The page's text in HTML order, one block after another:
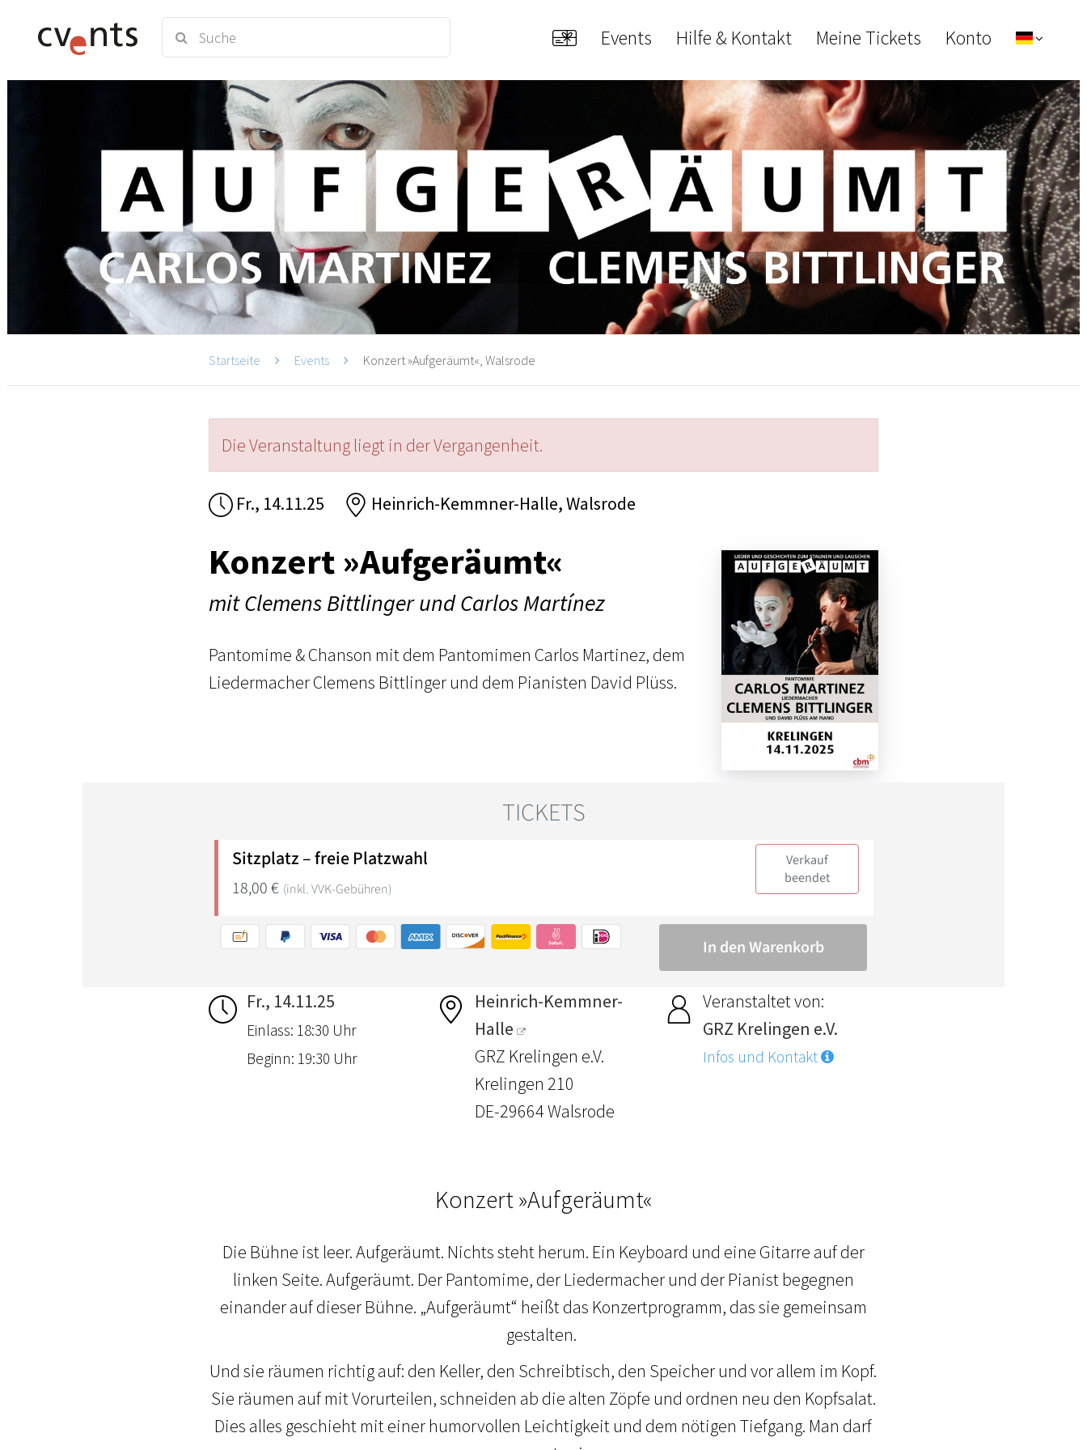
Events Hilfe & Kontakt Meine Tickets Konto
Startseite Events Konzert »Aufgeräumt«, Walsrode
Die Veranstaltung liegt in der Vergangenheit.
Fr., 14.11.25 Heinrich-Kemmner-Halle, Walsrode
Konzert »Aufgeräumt«
mit Clemens Bittlinger und Carlos Martínez
Pantomime & Chanson mit dem Pantomimen Carlos Martinez, dem
Liedermacher Clemens Bittlinger und dem Pianisten David Plüss.
Fr., 14.11.25
Einlass: 18:30 Uhr
Beginn: 19:30 Uhr
Heinrich-Kemmner-
Halle
GRZ Krelingen e.V.
Krelingen 210
DE-29664 Walsrode
Veranstaltet von:
GRZ Krelingen e.V.
Infos und Kontakt
Konzert »Aufgeräumt«
Die Bühne ist leer. Aufgeräumt. Nichts steht herum. Ein Keyboard und eine Gitarre auf der
linken Seite. Aufgeräumt. Der Pantomime, der Liedermacher und der Pianist begegnen
einander auf dieser Bühne. „Aufgeräumt“ heißt das Konzertprogramm, das sie gemeinsam
gestalten.
Und sie räumen richtig auf: den Keller, den Schreibtisch, den Speicher und vor allem im Kopf.
Sie räumen auf mit Vorurteilen, schneiden ab die alten Zöpfe und ordnen neu den Kopfsalat.
Dies alles geschieht mit einer humorvollen Leichtigkeit und dem nötigen Tiefgang. Man darf